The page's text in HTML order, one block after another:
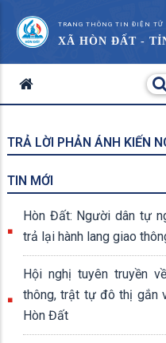
TRANG THÔNG TIN ĐIỆN TỬ
XÃ HÒN ĐẤT -
TRẢ LỜI PHẢN ÁNH KIẾN
TIN MỚI
Hòn Đất: Người dân tự
trả lại hành lang giao
Hội nghị tuyên truyền
thông, trật tự đô thị gắn
Hòn Đất